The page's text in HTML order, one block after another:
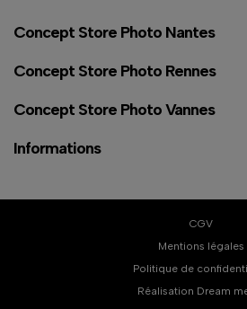
Concept Store Photo Nantes
Concept Store Photo Rennes
Concept Store Photo Vannes
Informations
CGV
Mentions légales
Politique de
Réalisation Dream